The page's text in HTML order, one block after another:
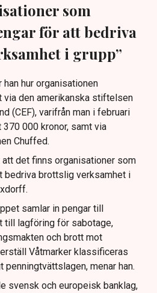
som
för att bedriva
i grupp”
han hur organisationen
via den amerikanska stiftelsen
(CEF), varifrån man i februari
000 kronor, samt via
Chuffed.
det finns organisationer som
bedriva brottslig verksamhet i
samlar in pengar till
till lagföring för sabotage,
och brott mot
Våtmarker klassificeras
menar han.
svensk och europeisk banklag,